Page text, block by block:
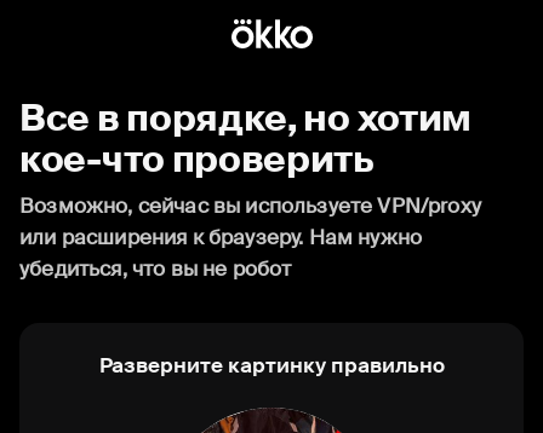
Все в порядке, но хотим
кое-что проверить
Возможно, сейчас вы используете VPN/proxy
или расширения к браузеру. Нам нужно
убедиться, что вы не робот
Разверните картинку правильно